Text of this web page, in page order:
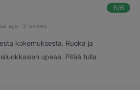
6/6
ago · 3 reviews
kokemuksesta. Ruoka ja
upeaa. Pitää tulla